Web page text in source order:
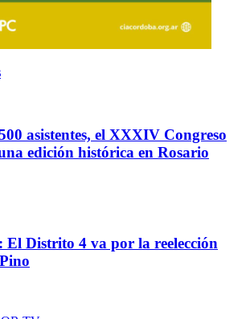
asistentes, el XXXIV Congreso
edición histórica en Rosario
El Distrito 4 va por la reelección